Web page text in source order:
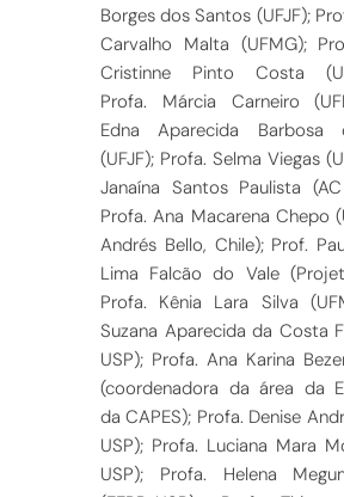
Borges dos Santos (UFJF);
Carvalho Malta (UFMG);
Cristinne Pinto Costa
Profa. Márcia Carneiro
Edna Aparecida Barbosa
(UFJF); Profa. Selma Viegas
Janaína Santos Paulista
Profa. Ana Macarena Chepo
Andrés Bello, Chile); Prof.
Lima Falcão do Vale
Profa. Kênia Lara Silva
Suzana Aparecida da Costa
USP); Profa. Ana Karina
(coordenadora da área da
da CAPES); Profa. Denise
USP); Profa. Luciana Mara
USP); Profa. Helena